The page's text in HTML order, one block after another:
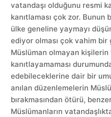
vatandaşı olduğunu resmi
kanıtlaması çok zor.
ülke geneline yaymayı
ediyor olması çok vahim bir
Müslüman olmayan kişilerin
kanıtlayamaması
edebileceklerine dair bir
anılan düzenlemelerin
bırakmasından ötürü,
Müslümanların